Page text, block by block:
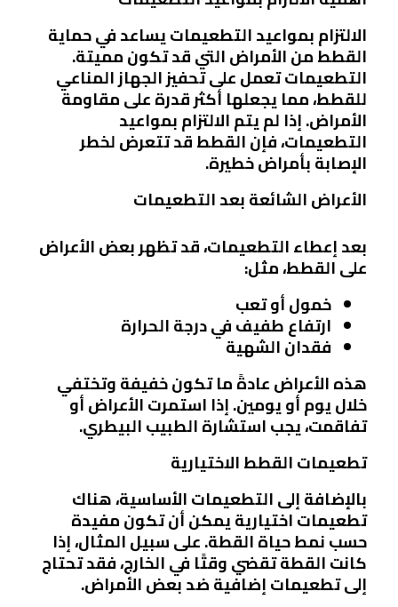
الالتزام بمواعيد التطعيمات يساعد في حماية
القطط من الأمراض التي قد تكون مميتة.
التطعيمات تعمل على تحفيز الجهاز المناعي
للقطط، مما يجعلها أكثر قدرة على مقاومة
الأمراض. إذا لم يتم الالتزام بمواعيد
التطعيمات، فإن القطط قد تتعرض لخطر
الإصابة بأمراض خطيرة.
الأعراض الشائعة بعد التطعيمات
بعد إعطاء التطعيمات، قد تظهر بعض الأعراض
على القطط، مثل:
خمول أو تعب
ارتفاع طفيف في درجة الحرارة
فقدان الشهية
هذه الأعراض عادةً ما تكون خفيفة وتختفي
خلال يوم أو يومين. إذا استمرت الأعراض أو
تفاقمت، يجب استشارة الطبيب البيطري.
تطعيمات القطط الاختيارية
بالإضافة إلى التطعيمات الأساسية، هناك
تطعيمات اختيارية يمكن أن تكون مفيدة
حسب نمط حياة القطة. على سبيل المثال، إذا
كانت القطة تقضي وقتًا في الخارج، فقد تحتاج
إلى تطعيمات إضافية ضد بعض الأمراض.